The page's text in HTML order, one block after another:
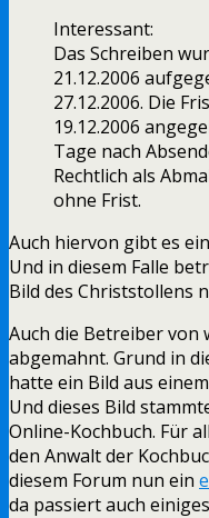
Interessant:
Das Schreiben
21.12.2006
27.12.2006. Die
19.12.2006
Tage nach
Rechtlich als
ohne Frist.
Auch hiervon gibt es
Und in diesem Falle
Bild des Christstollens
Auch die Betreiber von
abgemahnt. Grund in
hatte ein Bild aus
Und dieses Bild
Online-Kochbuch. Für
den Anwalt der
diesem Forum nun ein
da passiert auch